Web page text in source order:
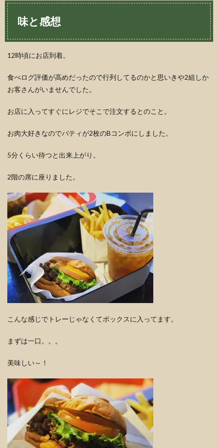
味と感想
12時頃にお店到着。
食べログ評価が高めだったので行列してるのかと思いきや2組しか
お客さんがいませんでした。
お店に入ってすぐにレジでそこで注文するとのこと。
お肉大好きなのでパティが2枚のBコンボにしました。
5分くらい待つと出来上がり。
2階の席に座りました。
こんな感じでトレーじゃなくてボックスに入ってます。
まずは一口。。。
美味しい～！